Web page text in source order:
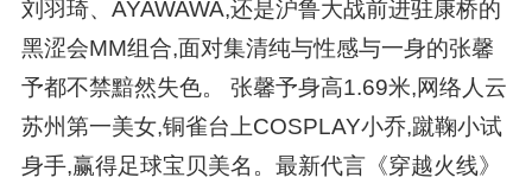
刘羽琦、AYAWAWA,还是沪鲁大战前进驻康桥的
黑涩会MM组合,面对集清纯与性感与一身的张馨
予都不禁黯然失色。 张馨予身高1.69米,网络人云
苏州第一美女,铜雀台上COSPLAY小乔,蹴鞠小试
身手,赢得足球宝贝美名。最新代言《穿越火线》